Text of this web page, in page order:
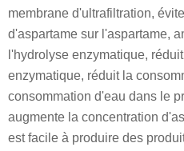
membrane d'ultrafiltration,
d'aspartame sur l'aspartame,
l'hydrolyse enzymatique,
enzymatique, réduit la
consommation d'eau dans le
augmente la concentration
est facile à produire des